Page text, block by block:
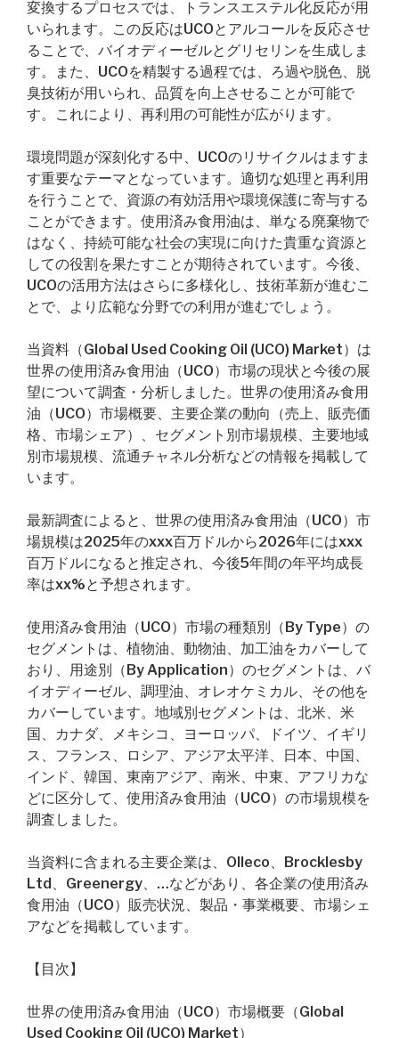
変換するプロセスでは、トランスエステル化反応が用
いられます。この反応はUCOとアルコールを反応させ
ることで、バイオディーゼルとグリセリンを生成しま
す。また、UCOを精製する過程では、ろ過や脱色、脱
臭技術が用いられ、品質を向上させることが可能で
す。これにより、再利用の可能性が広がります。
環境問題が深刻化する中、UCOのリサイクルはますま
す重要なテーマとなっています。適切な処理と再利用
を行うことで、資源の有効活用や環境保護に寄与する
ことができます。使用済み食用油は、単なる廃棄物で
はなく、持続可能な社会の実現に向けた貴重な資源と
しての役割を果たすことが期待されています。今後、
UCOの活用方法はさらに多様化し、技術革新が進むこ
とで、より広範な分野での利用が進むでしょう。
当資料（Global Used Cooking Oil (UCO) Market）は
世界の使用済み食用油（UCO）市場の現状と今後の展
望について調査・分析しました。世界の使用済み食用
油（UCO）市場概要、主要企業の動向（売上、販売価
格、市場シェア）、セグメント別市場規模、主要地域
別市場規模、流通チャネル分析などの情報を掲載して
います。
最新調査によると、世界の使用済み食用油（UCO）市
場規模は2025年のxxx百万ドルから2026年にはxxx
百万ドルになると推定され、今後5年間の年平均成長
率はxx%と予想されます。
使用済み食用油（UCO）市場の種類別（By Type）の
セグメントは、植物油、動物油、加工油をカバーして
おり、用途別（By Application）のセグメントは、バ
イオディーゼル、調理油、オレオケミカル、その他を
カバーしています。地域別セグメントは、北米、米
国、カナダ、メキシコ、ヨーロッパ、ドイツ、イギリ
ス、フランス、ロシア、アジア太平洋、日本、中国、
インド、韓国、東南アジア、南米、中東、アフリカな
どに区分して、使用済み食用油（UCO）の市場規模を
調査しました。
当資料に含まれる主要企業は、Olleco、Brocklesby
Ltd、Greenergy、…などがあり、各企業の使用済み
食用油（UCO）販売状況、製品・事業概要、市場シェ
アなどを掲載しています。
【目次】
世界の使用済み食用油（UCO）市場概要（Global
Used Cooking Oil (UCO) Market）